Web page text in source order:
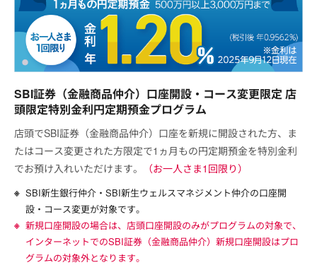
SBI証券（金融商品仲介）口座開設・コース変更限定 店
頭限定特別金利円定期預金プログラム
店頭でSBI証券（金融商品仲介）口座を新規に開設された方、ま
たはコース変更された方限定で1ヵ月もの円定期預金を特別金利
でお預け入れいただけます。
（お一人さま1回限り）
SBI新生銀行仲介・SBI新生ウェルスマネジメント仲介の口座開
設・コース変更が対象です。
新規口座開設の場合は、店頭口座開設のみがプログラムの対象で、
インターネットでのSBI証券（金融商品仲介）新規口座開設はプロ
グラムの対象外となります。